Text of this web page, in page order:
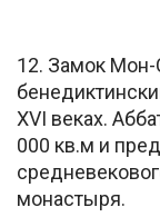
12. Замок
XVI веках.
000 кв.м и
монастыря.